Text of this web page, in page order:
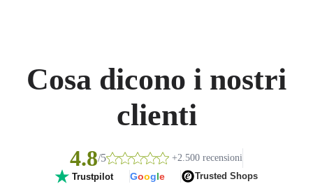
Cosa dicono i nostri
clienti
4.8/5 +2.500 recensioni
Trustpilot Google Trusted Shops